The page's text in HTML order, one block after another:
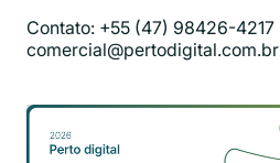
Contato: +55 (47) 98426-4217
comercial@pertodigital.com.br